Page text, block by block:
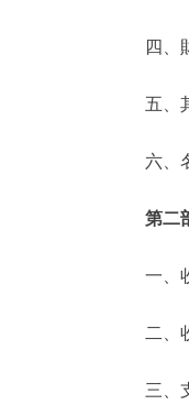
政民互動
走進北京
四、財
五、其
六、
第二
一、收
二、
三、支